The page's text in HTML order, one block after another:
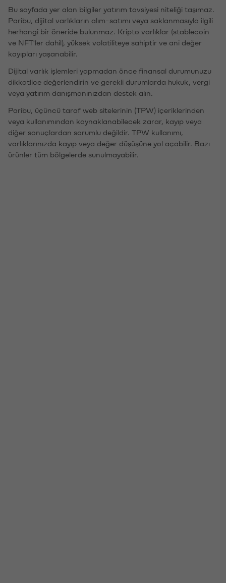
Bu sayfada yer alan bilgiler yatırım tavsiyesi niteliği taşımaz.
Paribu, dijital varlıkların alım-satımı veya saklanmasıyla ilgili
herhangi bir öneride bulunmaz. Kripto varlıklar (stablecoin
ve NFT'ler dahil), yüksek volatiliteye sahiptir ve ani değer
kayıpları yaşanabilir.
Dijital varlık işlemleri yapmadan önce finansal durumunuzu
dikkatlice değerlendirin ve gerekli durumlarda hukuk, vergi
veya yatırım danışmanınızdan destek alın.
Paribu, üçüncü taraf web sitelerinin (TPW) içeriklerinden
veya kullanımından kaynaklanabilecek zarar, kayıp veya
diğer sonuçlardan sorumlu değildir. TPW kullanımı,
varlıklarınızda kayıp veya değer düşüşüne yol açabilir. Bazı
ürünler tüm bölgelerde sunulmayabilir.